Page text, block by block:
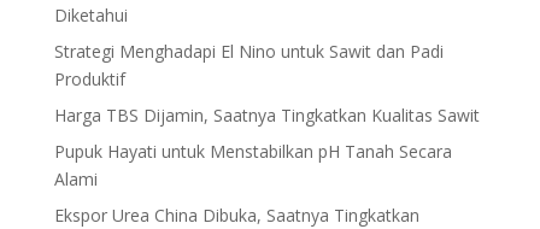
Diketahui
Strategi Menghadapi El Nino untuk Sawit dan Padi
Produktif
Harga TBS Dijamin, Saatnya Tingkatkan Kualitas Sawit
Pupuk Hayati untuk Menstabilkan pH Tanah Secara
Alami
Ekspor Urea China Dibuka, Saatnya Tingkatkan